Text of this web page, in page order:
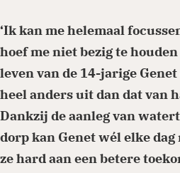
‘Ik kan me helemaal
hoef me niet bezig te
leven van de 14-jarige
heel anders uit dan dat van
Dankzij de aanleg van
dorp kan Genet wél elke
ze hard aan een betere